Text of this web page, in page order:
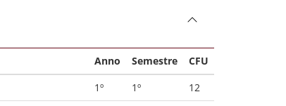
Anno Semestre
CFU
1º 1º
12